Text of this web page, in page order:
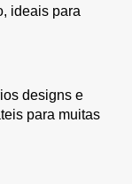
ideais para
designs e
para muitas